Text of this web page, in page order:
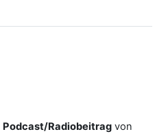
Podcast/Radiobeitrag von